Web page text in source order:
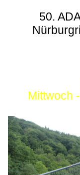
50.
Mittwoch